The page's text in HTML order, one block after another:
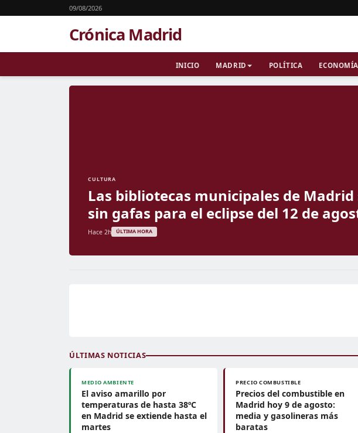
09/08/2026
Crónica Madrid
INICIO MADRID POLÍTICA ECONOMÍA
CULTURA
Las bibliotecas municipales de Madrid
sin gafas para el eclipse del 12 de
Hace 2h ÚLTIMA HORA
ÚLTIMAS NOTICIAS
MEDIO AMBIENTE
El aviso amarillo por
temperaturas de hasta 38ºC
en Madrid se extiende hasta el
martes
PRECIO COMBUSTIBLE
Precios del combustible en
Madrid hoy 9 de agosto:
media y gasolineras más
baratas